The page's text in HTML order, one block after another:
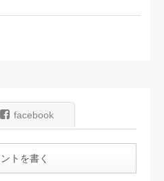
facebook
トを書く